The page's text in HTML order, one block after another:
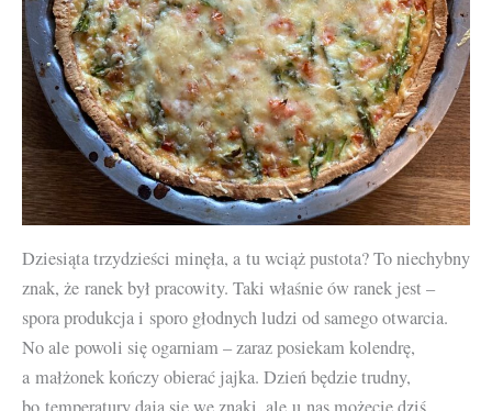
Dziesiąta trzydzieści minęła, a tu wciąż pustota? To niechybny
znak, że ranek był pracowity. Taki właśnie ów ranek jest –
spora produkcja i sporo głodnych ludzi od samego otwarcia.
No ale powoli się ogarniam – zaraz posiekam kolendrę,
a małżonek kończy obierać jajka. Dzień będzie trudny,
bo temperatury dają się we znaki, ale u nas możecie dziś